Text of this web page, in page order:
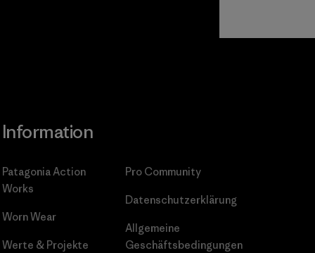
Information
Patagonia Action
Works
Worn Wear
Werte & Projekte
Pro Community
Datenschutzerklärung
Allgemeine
Geschäftsbedingungen